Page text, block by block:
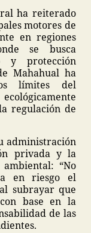
ha reiterado
motores de
en regiones
se busca
y protección
Mahahual ha
límites del
regulación de
administración
privada y la
“No
en riesgo el
subrayar que
base en la
de las